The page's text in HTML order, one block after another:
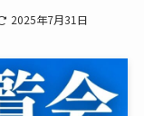
2025年7月31日